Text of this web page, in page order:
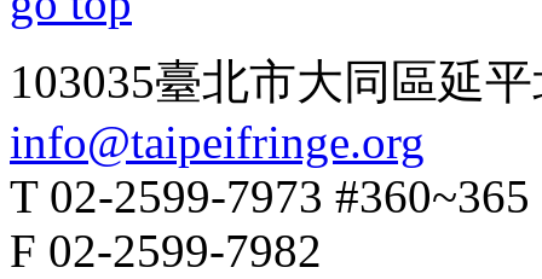
103035臺北市大同區延
info@taipeifringe.org
T 02-2599-7973 #360~365
F 02-2599-7982